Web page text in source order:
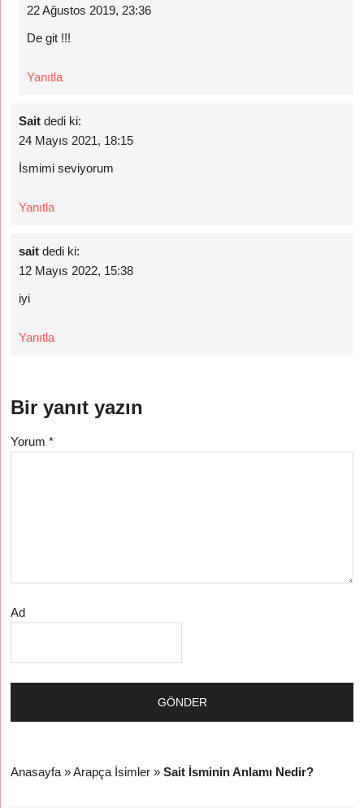
22 Ağustos 2019, 23:36
De git !!!
Yanıtla
Sait dedi ki:
24 Mayıs 2021, 18:15
İsmimi seviyorum
Yanıtla
sait dedi ki:
12 Mayıs 2022, 15:38
iyi
Yanıtla
Bir yanıt yazın
Yorum*
Ad
Anasayfa »Arapça İsimler »Sait İsminin Anlamı Nedir?